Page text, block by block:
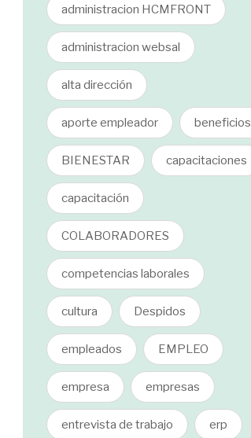
administracion HCMFRONT
administracion websal
alta dirección
aporte empleador beneficios
BIENESTAR capacitaciones
capacitación
COLABORADORES
competencias laborales
cultura Despidos
empleados EMPLEO
empresa empresas
entrevista de trabajo erp